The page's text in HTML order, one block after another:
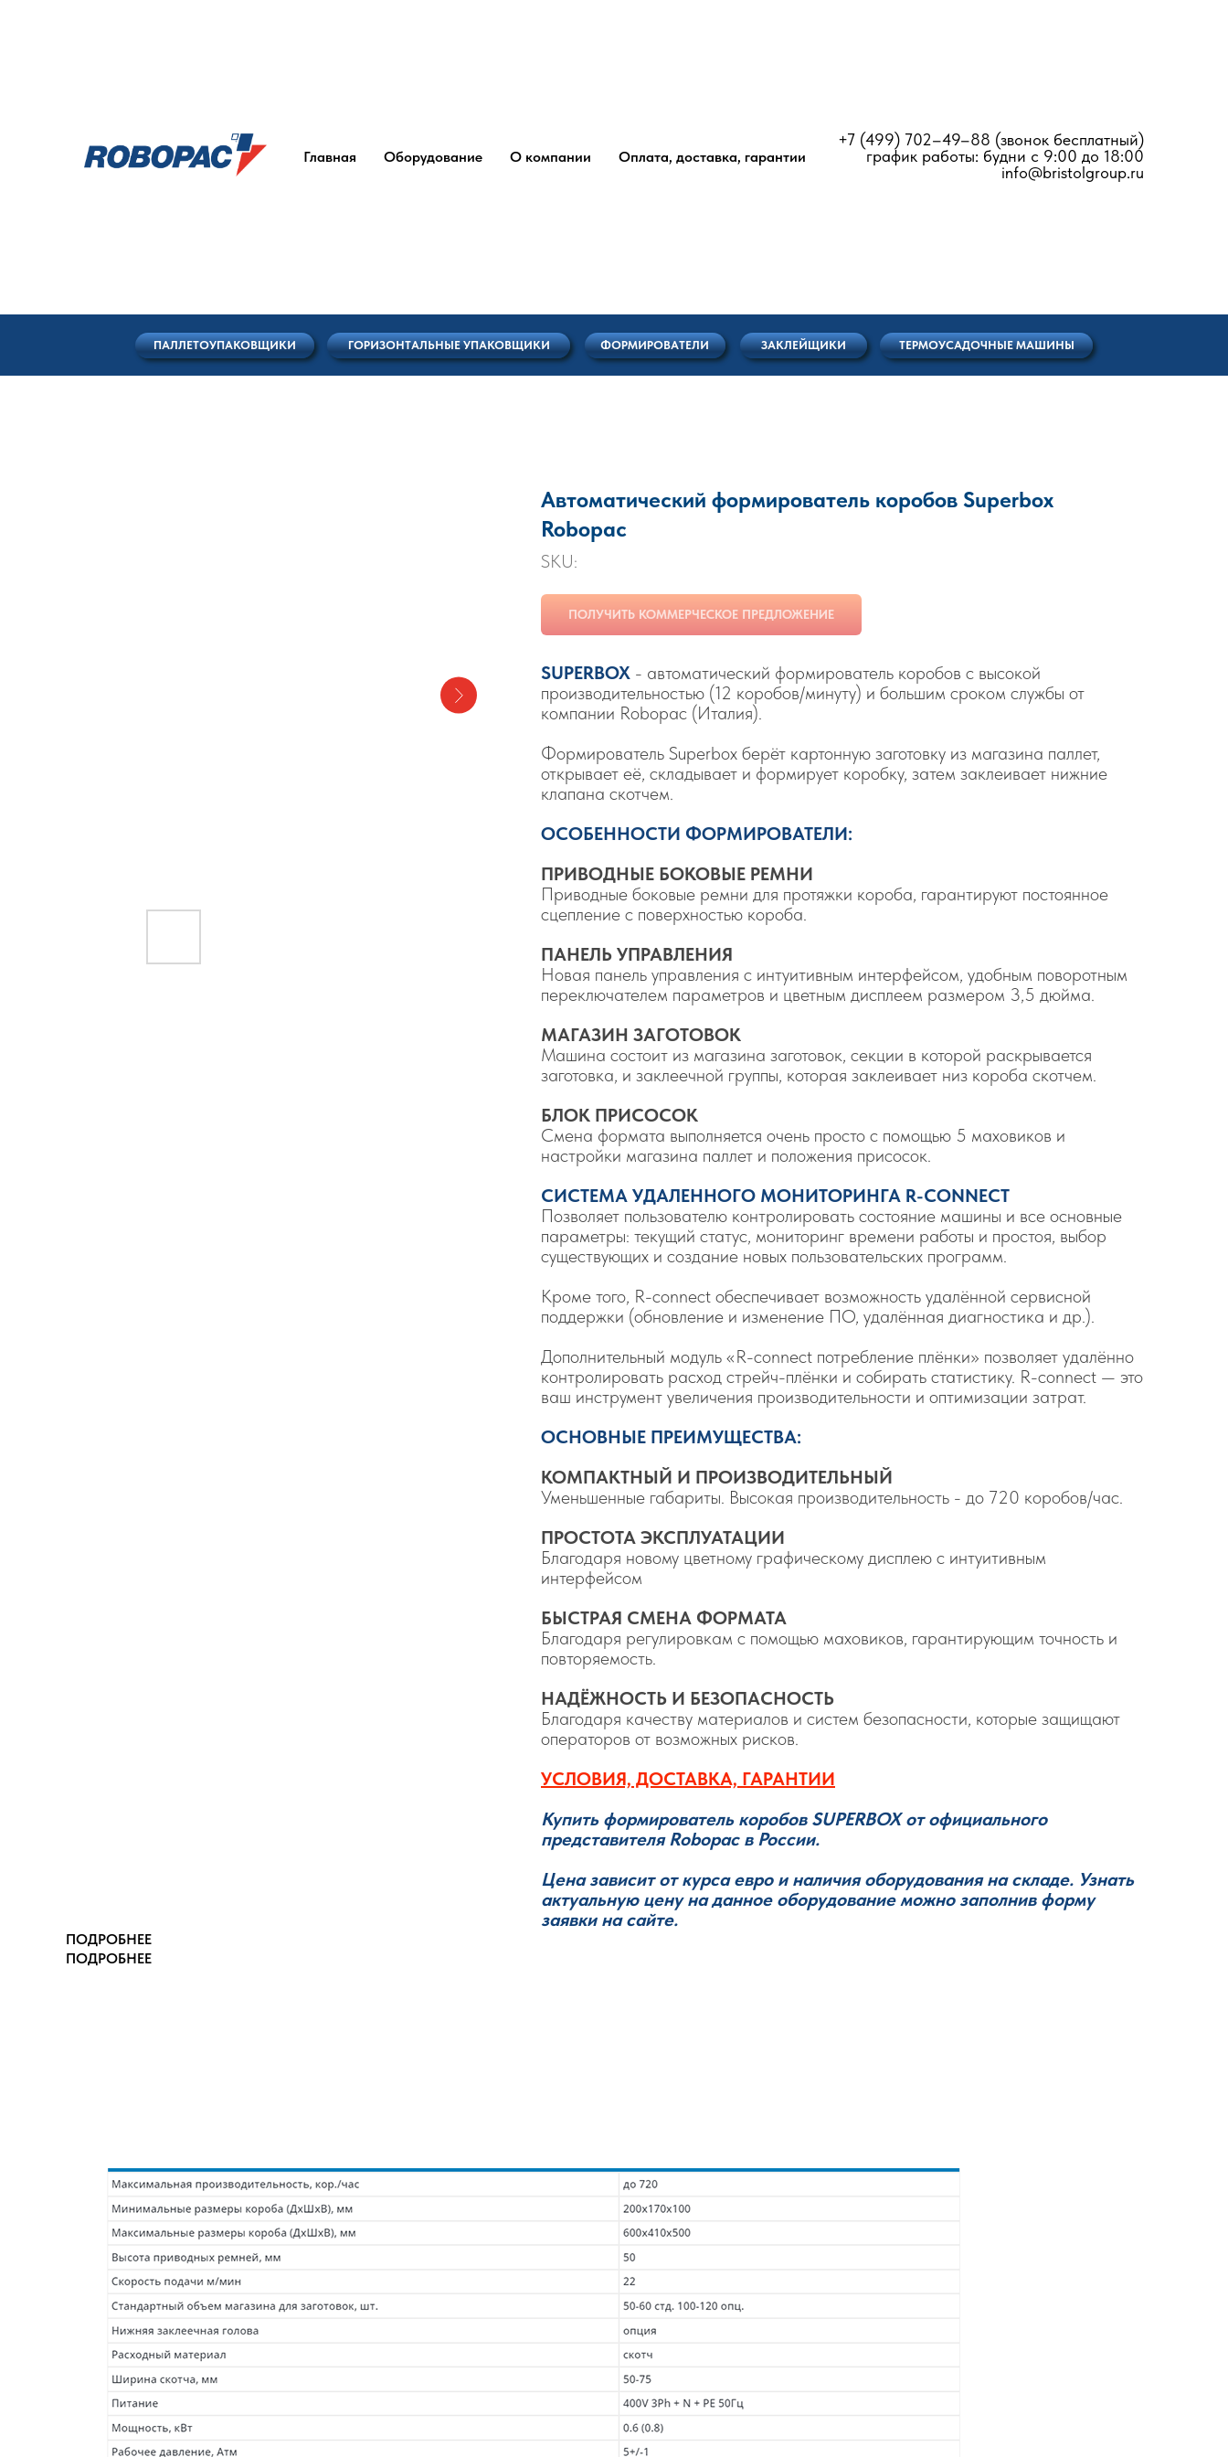
Главная Оборудование О компании Оплата, доставка, гарантии
+7 (499) 702–49–88 (звонок бесплатный)
график работы: будни с 9:00 до 18:00
info@bristolgroup.ru
Автоматический формирователь коробов Superbox
Robopac
SKU:
ПОЛУЧИТЬ КОММЕРЧЕСКОЕ ПРЕДЛОЖЕНИЕ
SUPERBOX - автоматический формирователь коробов с высокой
производительностью (12 коробов/минуту) и большим сроком службы от
компании Robopac (Италия).
Формирователь Superbox берёт картонную заготовку из магазина паллет,
открывает её, складывает и формирует коробку, затем заклеивает нижние
клапана скотчем.
ОСОБЕННОСТИ ФОРМИРОВАТЕЛИ:
ПРИВОДНЫЕ БОКОВЫЕ РЕМНИ
Приводные боковые ремни для протяжки короба, гарантируют постоянное
сцепление с поверхностью короба.
ПАНЕЛЬ УПРАВЛЕНИЯ
Новая панель управления с интуитивным интерфейсом, удобным поворотным
переключателем параметров и цветным дисплеем размером 3,5 дюйма.
МАГАЗИН ЗАГОТОВОК
Машина состоит из магазина заготовок, секции в которой раскрывается
заготовка, и заклеечной группы, которая заклеивает низ короба скотчем.
БЛОК ПРИСОСОК
Смена формата выполняется очень просто с помощью 5 маховиков и
настройки магазина паллет и положения присосок.
СИСТЕМА УДАЛЕННОГО МОНИТОРИНГА R-CONNECT
Позволяет пользователю контролировать состояние машины и все основные
параметры: текущий статус, мониторинг времени работы и простоя, выбор
существующих и создание новых пользовательских программ.
Кроме того, R-connect обеспечивает возможность удалённой сервисной
поддержки (обновление и изменение ПО, удалённая диагностика и др.).
Дополнительный модуль «R-connect потребление плёнки» позволяет удалённо
контролировать расход стрейч-плёнки и собирать статистику. R-connect — это
ваш инструмент увеличения производительности и оптимизации затрат.
ОСНОВНЫЕ ПРЕИМУЩЕСТВА:
КОМПАКТНЫЙ И ПРОИЗВОДИТЕЛЬНЫЙ
Уменьшенные габариты. Высокая производительность - до 720 коробов/час.
ПРОСТОТА ЭКСПЛУАТАЦИИ
Благодаря новому цветному графическому дисплею с интуитивным
интерфейсом
БЫСТРАЯ СМЕНА ФОРМАТА
Благодаря регулировкам с помощью маховиков, гарантирующим точность и
повторяемость.
НАДЁЖНОСТЬ И БЕЗОПАСНОСТЬ
Благодаря качеству материалов и систем безопасности, которые защищают
операторов от возможных рисков.
УСЛОВИЯ, ДОСТАВКА, ГАРАНТИИ
Купить формирователь коробов SUPERBOX от официального
представителя Robopac в России.
Цена зависит от курса евро и наличия оборудования на складе. Узнать
актуальную цену на данное оборудование можно заполнив форму
заявки на сайте.
ПОДРОБНЕЕ
ПОДРОБНЕЕ